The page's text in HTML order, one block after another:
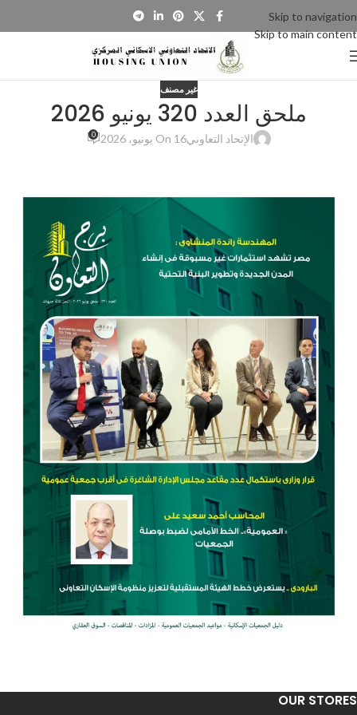
Skip to navigation
Skip to main content
غير مصنف
ملحق العدد 320 يونيو 2026
الإتحاد التعاونيOn 16 يونيو، 2026 0
OUR STORES